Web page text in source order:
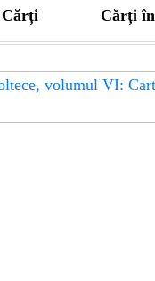
Cărți Cărți